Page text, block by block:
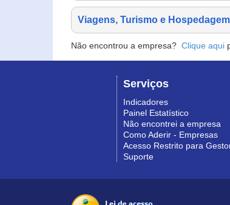
Viagens, Turismo e Hospedagem
Não encontrou a empresa? Clique aqui
Serviços
Indicadores
Painel Estatístico
Não encontrei a empresa
Como Aderir - Empresas
Acesso Restrito para
Suporte